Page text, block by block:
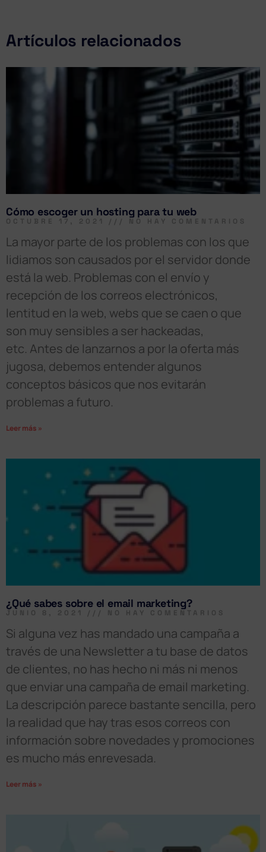
Artículos relacionados
Cómo escoger un hosting para tu web
OCTUBRE 17, 2021 NO HAY COMENTARIOS
La mayor parte de los problemas con los que
lidiamos son causados por el servidor donde
está la web. Problemas con el envío y
recepción de los correos electrónicos,
lentitud en la web, webs que se caen o que
son muy sensibles a ser hackeadas,
etc. Antes de lanzarnos a por la oferta más
jugosa, debemos entender algunos
conceptos básicos que nos evitarán
problemas a futuro.
Leer más »
¿Qué sabes sobre el email marketing?
JUNIO 8, 2021 NO HAY COMENTARIOS
Si alguna vez has mandado una campaña a
través de una Newsletter a tu base de datos
de clientes, no has hecho ni más ni menos
que enviar una campaña de email marketing.
La descripción parece bastante sencilla, pero
la realidad que hay tras esos correos con
información sobre novedades y promociones
es mucho más enrevesada.
Leer más »